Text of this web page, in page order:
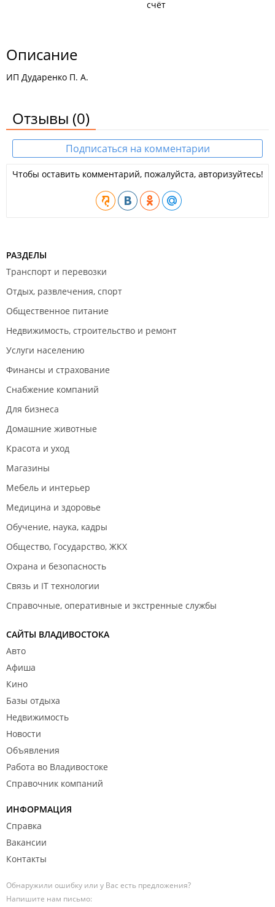
счёт
Описание
ИП Дударенко П. А.
Отзывы (0)
Подписаться на комментарии
Чтобы оставить комментарий, пожалуйста, авторизуйтесь!
РАЗДЕЛЫ
Транспорт и перевозки
Отдых, развлечения, спорт
Общественное питание
Недвижимость, строительство и ремонт
Услуги населению
Финансы и страхование
Снабжение компаний
Для бизнеса
Домашние животные
Красота и уход
Магазины
Мебель и интерьер
Медицина и здоровье
Обучение, наука, кадры
Общество, Государство, ЖКХ
Охрана и безопасность
Связь и IT технологии
Справочные, оперативные и экстренные службы
САЙТЫ ВЛАДИВОСТОКА
Авто
Афиша
Кино
Базы отдыха
Недвижимость
Новости
Объявления
Работа во Владивостоке
Справочник компаний
ИНФОРМАЦИЯ
Справка
Вакансии
Контакты
Обнаружили ошибку или у Вас есть предложения?
Напишите нам письмо: